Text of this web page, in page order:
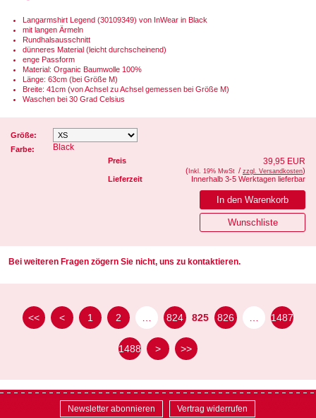
Langarmshirt Legend (30109349) von InWear in Black
mit langen Ärmeln
Rundhalsausschnitt
dünneres Material (leicht durchscheinend)
enge Passform
Material: Organic Baumwolle 100%
Länge: 63cm (bei Größe M)
Breite: 41cm (von Achsel zu Achsel gemessen bei Größe M)
Waschen bei 30 Grad Celsius
Größe:
Farbe:
Black
Preis 39,95 EUR
( Inkl. 19% MwSt / zzgl. Versandkosten)
Lieferzeit
Innerhalb 3-5 Werktagen lieferbar
Bei weiteren Fragen zögern Sie nicht, uns zu kontaktieren.
<< < 1 2 824 825 826 1487
1488 > >>
Newsletter abonnieren Vertrag widerrufen